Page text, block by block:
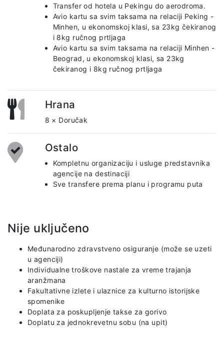
Transfer od hotela u Pekingu do aerodroma.
Avio kartu sa svim taksama na relaciji Peking -
Minhen, u ekonomskoj klasi, sa 23kg čekiranog
i 8kg ručnog prtljaga
Avio kartu sa svim taksama na relaciji Minhen -
Beograd, u ekonomskoj klasi, sa 23kg
čekiranog i 8kg ručnog prtljaga
Hrana
8 × Doručak
Ostalo
Kompletnu organizaciju i usluge predstavnika
agencije na destinaciji
Sve transfere prema planu i programu puta
Nije uključeno
Međunarodno zdravstveno osiguranje (može se uzeti
u agenciji)
Individualne troškove nastale za vreme trajanja
aranžmana
Fakultativne izlete i ulaznice za kulturno istorijske
spomenike
Doplata za poskupljenje takse za gorivo
Doplatu za jednokrevetnu sobu (na upit)